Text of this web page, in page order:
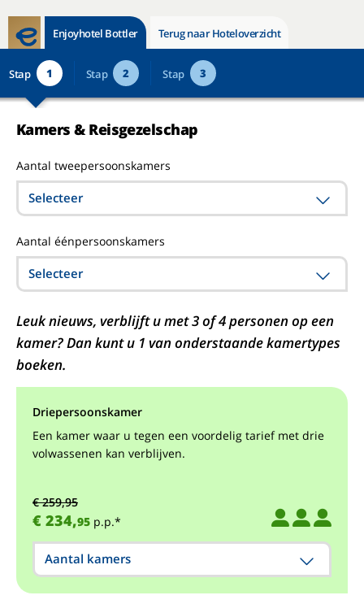
Enjoyhotel Bottler Terug naar Hoteloverzicht
Stap 1 Stap 2 Stap 3
Kamers & Reisgezelschap
Aantal tweepersoonskamers
Selecteer
Aantal éénpersoonskamers
Selecteer
Leuk nieuws, verblijft u met 3 of 4 personen op een
kamer? Dan kunt u 1 van onderstaande kamertypes
boeken.
Driepersoonskamer
Een kamer waar u tegen een voordelig tarief met drie
volwassenen kan verblijven.
€ 259,95
€ 234,95 p.p.*
Aantal kamers